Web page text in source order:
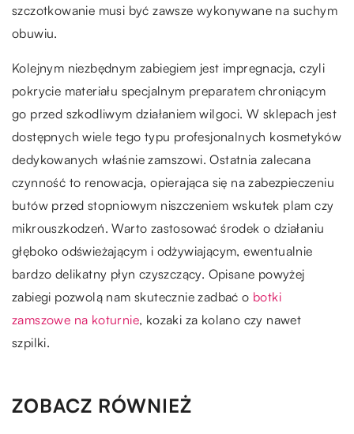
szczotkowanie musi być zawsze wykonywane na suchym
obuwiu.
Kolejnym niezbędnym zabiegiem jest impregnacja, czyli
pokrycie materiału specjalnym preparatem chroniącym
go przed szkodliwym działaniem wilgoci. W sklepach jest
dostępnych wiele tego typu profesjonalnych kosmetyków
dedykowanych właśnie zamszowi. Ostatnia zalecana
czynność to renowacja, opierająca się na zabezpieczeniu
butów przed stopniowym niszczeniem wskutek plam czy
mikrouszkodzeń. Warto zastosować środek o działaniu
głęboko odświeżającym i odżywiającym, ewentualnie
bardzo delikatny płyn czyszczący. Opisane powyżej
zabiegi pozwolą nam skutecznie zadbać o botki
zamszowe na koturnie, kozaki za kolano czy nawet
szpilki.
ZOBACZ RÓWNIEŻ